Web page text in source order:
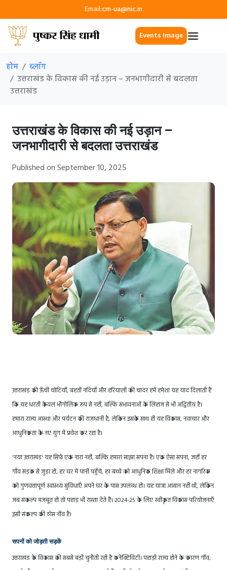
Email:cm-ua@nic.in
Events Image
होम
ब्लॉग
उत्तराखंड के विकास की नई उड़ान – जनभागीदारी से बदलता
उत्तराखंड
उत्तराखंड के विकास की नई उड़ान –
जनभागीदारी से बदलता उत्तराखंड
Published on September 10, 2025
उत्तराखंड की ऊँची चोटियाँ, बहती नदियाँ और हरियाली की चादर हमें हमेशा यह याद दिलाती हैं
कि यह धरती केवल भौगोलिक रूप से नहीं, बल्कि संभावनाओं के लिहाज से भी अद्वितीय है।
हमारा राज्य आस्था और पर्यटन की राजधानी है, लेकिन इसके साथ ही यह विकास, नवाचार और
आधुनिकता के नए युग में प्रवेश कर रहा है।
'नया उत्तराखंड' यह सिर्फ़ एक नारा नहीं, बल्कि हमारा साझा सपना है। एक ऐसा सपना, जहाँ हर
गाँव सड़क से जुड़ा हो, हर घर में पानी पहुँचे, हर बच्चे को आधुनिक शिक्षा मिले और हर नागरिक
को गुणवत्तापूर्ण स्वास्थ्य सुविधाएँ अपने घर के पास उपलब्ध हों। यह यात्रा आसान नहीं थी, लेकिन
जब संकल्प मजबूत हो तो पहाड़ भी रास्ता देते हैं। 2024-25 के लिए स्वीकृत विकास परियोजनाएँ
इसी संकल्प की ठोस नींव हैं।
सपनों को जोड़ती सड़कें
उत्तराखंड के विकास की सबसे बड़ी चुनौती रही है कनेक्टिविटी। पहाड़ी राज्य होने के कारण गाँव,